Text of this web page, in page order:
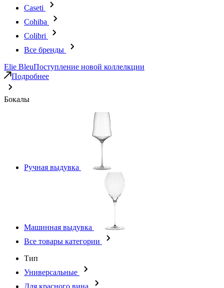
Caseti
Cohiba
Colibri
Все бренды
Elie BleuПоступление новой коллелкции
Подробнее
Бокалы
Ручная выдувка
Машинная выдувка
Все товары категории
Тип
Универсальные
Для красного вина